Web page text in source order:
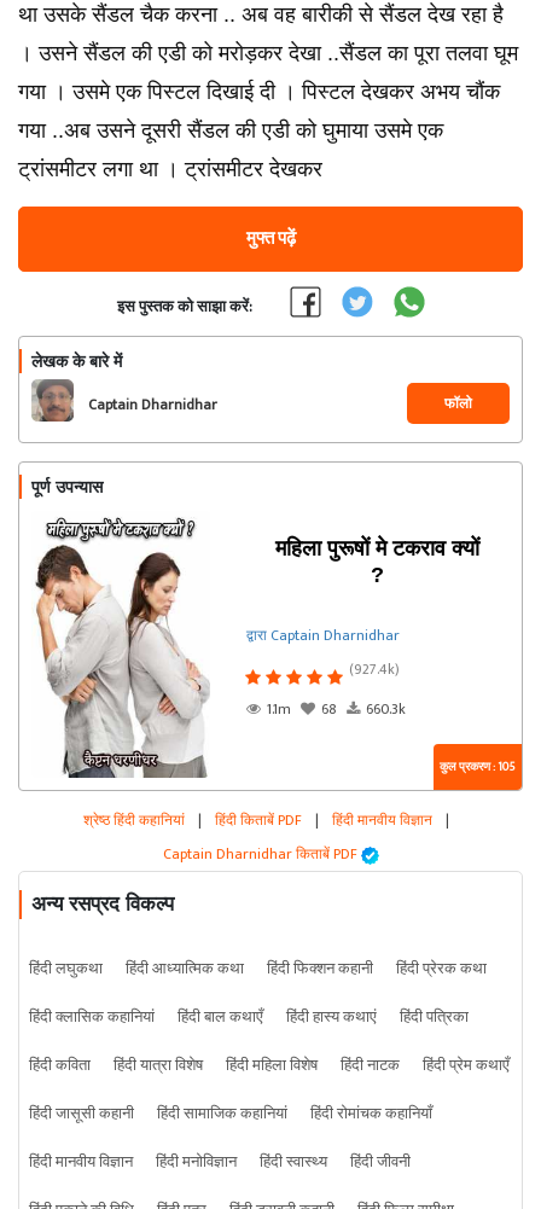
था उसके सैंडल चैक करना .. अब वह बारीकी से सैंडल देख रहा है
। उसने सैंडल की एडी को मरोड़कर देखा ..सैंडल का पूरा तलवा घूम
गया । उसमे एक पिस्टल दिखाई दी । पिस्टल देखकर अभय चौंक
गया ..अब उसने दूसरी सैंडल की एडी को घुमाया उसमे एक
ट्रांसमीटर लगा था । ट्रांसमीटर देखकर
मुफ्त पढ़ें
इस पुस्तक को साझा करें:
लेखक के बारे में
Captain Dharnidhar फॉलो
पूर्ण उपन्यास
महिला पुरूषों मे टकराव क्यों
?
द्वारा Captain Dharnidhar
(927.4k)
1.1m
68 660.3k
कुल प्रकरण : 105
श्रेष्ठ हिंदी कहानियां | हिंदी किताबें PDF | हिंदी मानवीय विज्ञान |
Captain Dharnidhar किताबें PDF
अन्य रसप्रद विकल्प
हिंदी लघुकथा हिंदी आध्यात्मिक कथा हिंदी फिक्शन कहानी
हिंदी प्रेरक कथा
हिंदी क्लासिक कहानियां
हिंदी बाल कथाएँ हिंदी हास्य कथाएं
हिंदी पत्रिका
हिंदी कविता
हिंदी यात्रा विशेष हिंदी महिला विशेष हिंदी नाटक
हिंदी प्रेम कथाएँ
हिंदी जासूसी कहानी
हिंदी सामाजिक कहानियां
हिंदी रोमांचक कहानियाँ
हिंदी मानवीय विज्ञान
हिंदी मनोविज्ञान हिंदी स्वास्थ्य
हिंदी जीवनी